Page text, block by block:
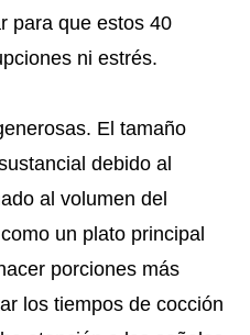
para que estos 40
ni estrés.
El tamaño
debido al
al volumen del
un plato principal
porciones más
los tiempos de cocción